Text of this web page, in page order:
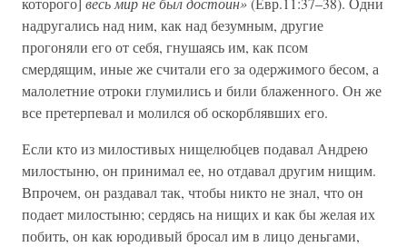
надругались над ним, как над безумным, другие
прогоняли его от себя, гнушаясь им, как псом
смердящим, иные же считали его за одержимого бесом, а
малолетние отроки глумились и били блаженного. Он же
все претерпевал и молился об оскорблявших его.
Если кто из милостивых нищелюбцев подавал Андрею
милостыню, он принимал ее, но отдавал другим нищим.
Впрочем, он раздавал так, чтобы никто не знал, что он
подает милостыню; сердясь на нищих и как бы желая их
побить, он как юродивый бросал им в лицо деньгами,